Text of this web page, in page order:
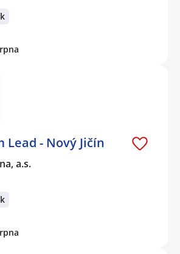
Lead - Nový Jičín
a.s.